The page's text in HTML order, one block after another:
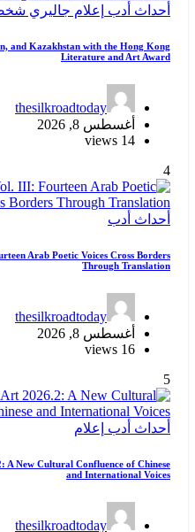
أحداث أدب إعلام جاليري
and Kazakhstan with the Hong Kong
Literature and Art Award
thesilkroadtoday
أغسطس 8, 2026
14 views
4
أحداث أدب
Arab Poetic Voices Cross Borders
Through Translation
thesilkroadtoday
أغسطس 8, 2026
16 views
5
أحداث أدب إعلام
New Cultural Confluence of Chinese
and International Voices
thesilkroadtoday